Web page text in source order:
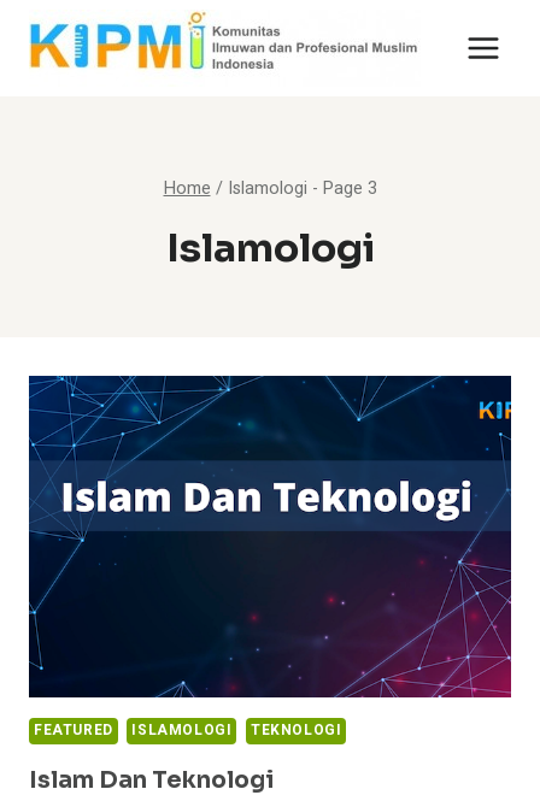
Skip
Home / Islamologi - Page 3
Islamologi
FEATURED ISLAMOLOGI TEKNOLOGI
Islam Dan Teknologi